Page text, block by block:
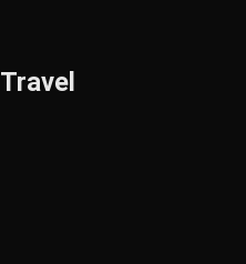
Travel